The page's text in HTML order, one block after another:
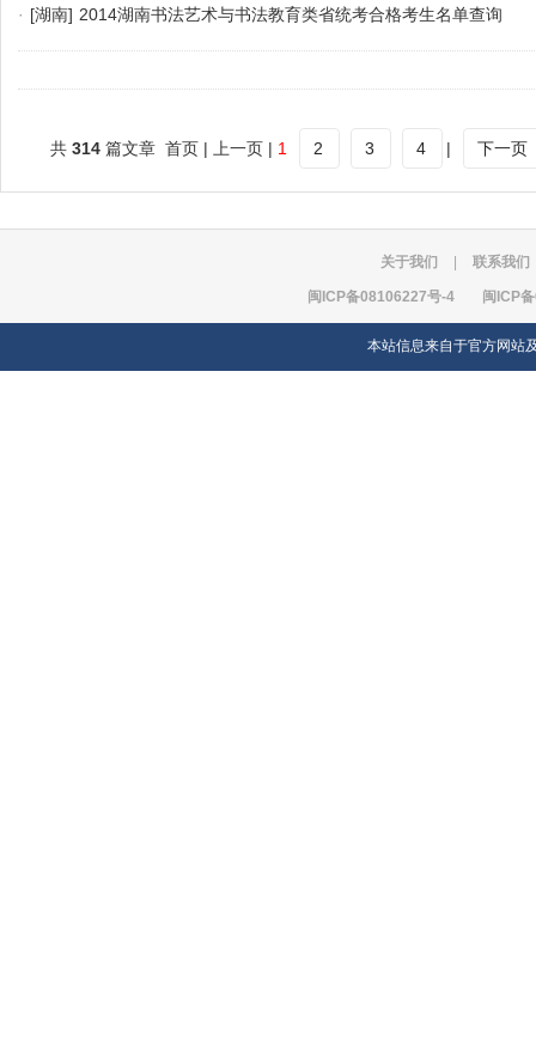
· [湖南] 2014湖南书法艺术与书法教育类省统考合格考生名单查询
共314 篇文章 首页 | 上一页 | 1 2 3 4 | 下一页
关于我们 联系我们
闽ICP备08106227号-4 闽ICP
本站信息来自于官方网站